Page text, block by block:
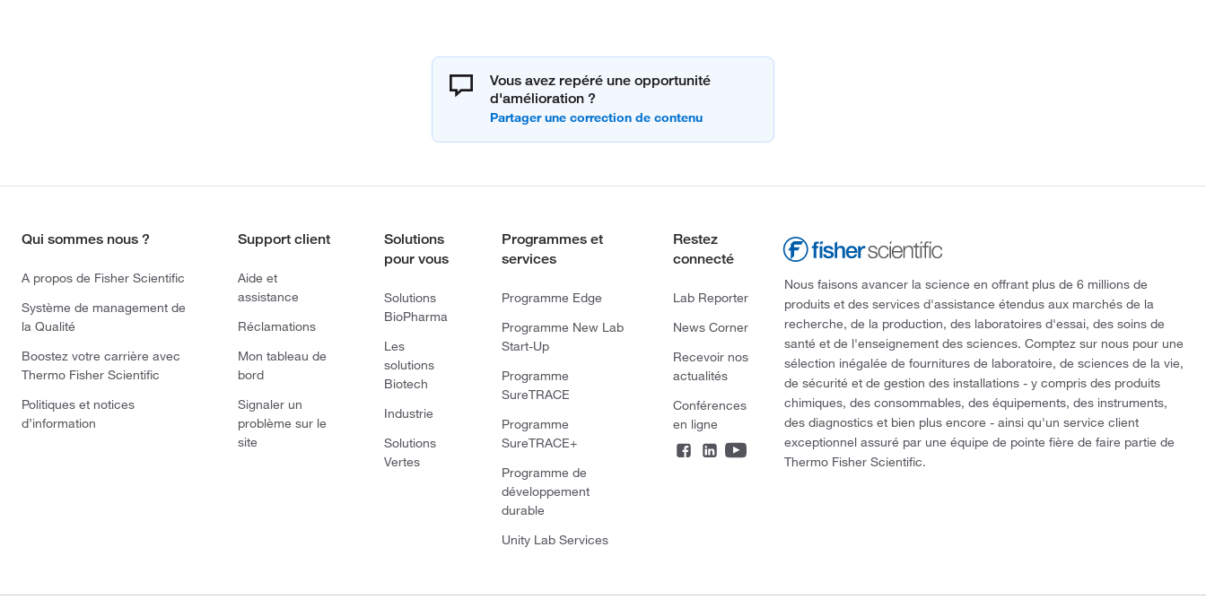
Vous avez repéré une opportunité
d'amélioration ?
Qui sommes nous ?
A propos de Fisher Scientific
Système de management de
la Qualité
Boostez votre carrière avec
Thermo Fisher Scientific
Politiques et notices
d’information
Support client
Aide et
assistance
Réclamations
Mon tableau de
bord
Signaler un
problème sur le
site
Solutions
pour vous
Solutions
BioPharma
Les
solutions
Biotech
Industrie
Solutions
Vertes
Programmes et
services
Programme Edge
Programme New Lab
Start-Up
Programme
SureTRACE
Programme
SureTRACE+
Programme de
développement
durable
Unity Lab Services
Restez
connecté
Lab Reporter
News Corner
Recevoir nos
actualités
Conférences
en ligne
Nous faisons avancer la science en offrant plus de 6 millions de
produits et des services d'assistance étendus aux marchés de la
recherche, de la production, des laboratoires d'essai, des soins de
santé et de l'enseignement des sciences. Comptez sur nous pour une
sélection inégalée de fournitures de laboratoire, de sciences de la vie,
de sécurité et de gestion des installations - y compris des produits
chimiques, des consommables, des équipements, des instruments,
des diagnostics et bien plus encore - ainsi qu'un service client
exceptionnel assuré par une équipe de pointe fière de faire partie de
Thermo Fisher Scientific.